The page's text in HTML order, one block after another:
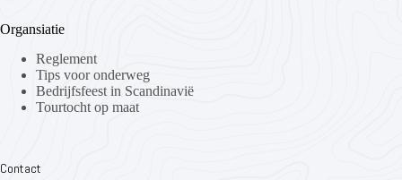
Organsiatie
Reglement
Tips voor onderweg
Bedrijfsfeest in Scandinavië
Tourtocht op maat
Contact